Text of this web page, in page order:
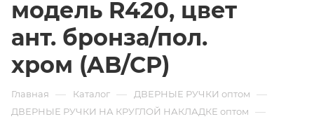
модель R420, цвет
ант. бронза/пол.
хром (AB/CP)
Главная — Каталог — ДВЕРНЫЕ РУЧКИ оптом —
ДВЕРНЫЕ РУЧКИ НА КРУГЛОЙ НАКЛАДКЕ оптом —